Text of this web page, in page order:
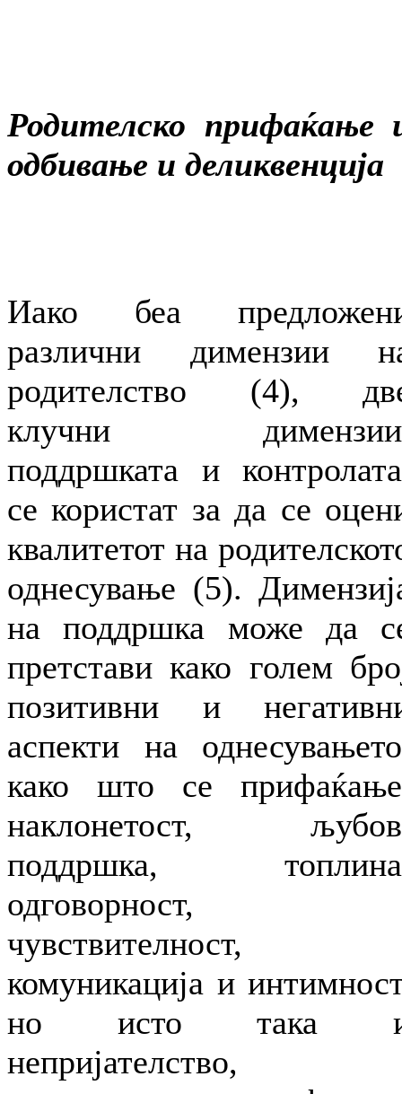
Родителско прифаќање
одбивање и деликвенција
Иако беа
различни димензии
родителство (4),
клучни
поддршката и
се користат за да се
квалитетот на
однесување (5).
на поддршка може да
претстави како голем
позитивни и
аспекти на
како што се
наклонетост,
поддршка,
одговорност,
чувствителност,
комуникација и
но исто така
непријателство,